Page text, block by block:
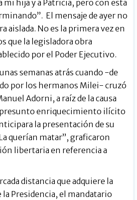
mi hija y a Patricia, pero con esta
El mensaje de ayer no
aislada. No es la primera vez en
que la legisladora obra
por el Poder Ejecutivo.
semanas atrás cuando -de
por los hermanos Milei- cruzó
Adorni, a raíz de la causa
enriquecimiento ilícito
la presentación de su
querían matar”, graficaron
libertaria en referencia a
distancia que adquiere la
Presidencia, el mandatario